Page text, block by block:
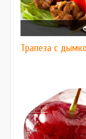
Трапеза с